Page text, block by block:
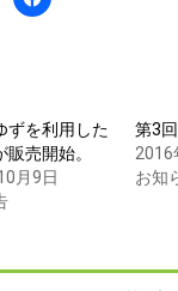
ずを利用した
販売開始。
月9日
第3
2016
お知